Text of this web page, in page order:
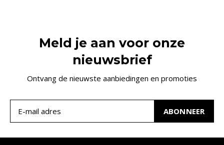
Meld je aan voor onze
nieuwsbrief
Ontvang de nieuwste aanbiedingen en promoties
ABONNEER